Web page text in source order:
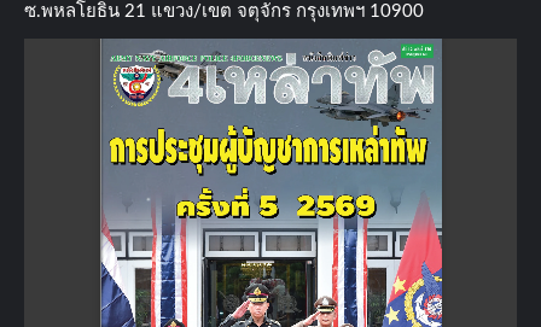
ซ.พหลโยธิน​ 21​ แขวง/เขต​ จตุจักร​ กรุงเทพฯ 10900